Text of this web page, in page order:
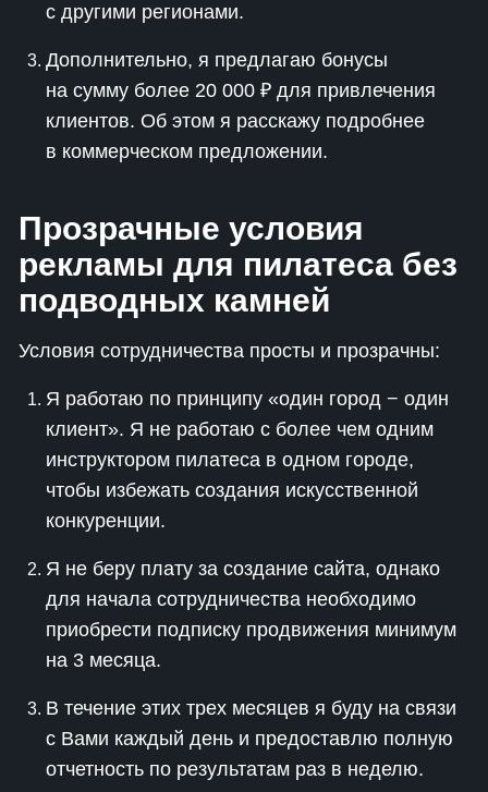
с другими регионами.
Дополнительно, я предлагаю бонусы
на сумму более 20 000 ₽ для привлечения
клиентов. Об этом я расскажу подробнее
в коммерческом предложении.
Прозрачные условия
рекламы для пилатеса без
подводных камней
Условия сотрудничества просты и прозрачны:
Я работаю по принципу «один город − один
клиент». Я не работаю с более чем одним
инструктором пилатеса в одном городе,
чтобы избежать создания искусственной
конкуренции.
Я не беру плату за создание сайта, однако
для начала сотрудничества необходимо
приобрести подписку продвижения минимум
на 3 месяца.
В течение этих трех месяцев я буду на связи
с Вами каждый день и предоставлю полную
отчетность по результатам раз в неделю.